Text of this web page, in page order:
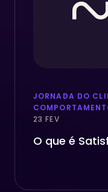
JORNADA DO
23 FEV
O que é